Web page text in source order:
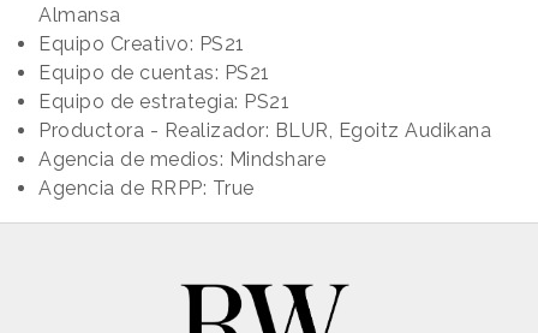
Almansa
Equipo Creativo: PS21
Equipo de cuentas: PS21
Equipo de estrategia: PS21
Productora - Realizador: BLUR, Egoitz Audikana
Agencia de medios: Mindshare
Agencia de RRPP: True